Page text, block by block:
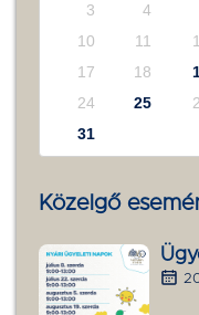
3
4
10
11
17
18
24
25
31
Közelgő